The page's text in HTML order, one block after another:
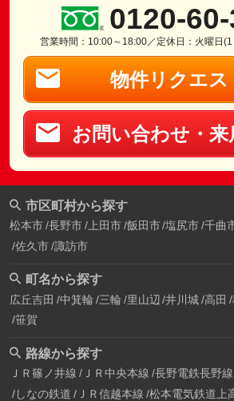
0120-
営業時間：10:00～18:00／定休日：火曜日
物件リクエス
お問い合わせ・来
市区町村から探す
松本市 長野市 上田市 飯田市 塩尻市 千曲
佐久市 諏訪市
町名から探す
広丘吉田 中箕輪 三輪 里山辺 井川城 高田
笹賀
路線から探す
ＪＲ篠ノ井線 ＪＲ中央本線 長野電鉄長野線
しなの鉄道 ＪＲ信越本線 松本電気鉄道上